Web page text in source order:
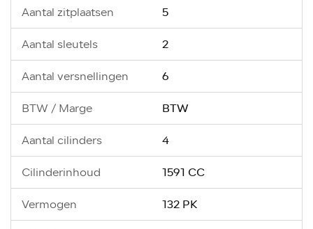
Aantal zitplaatsen 5
Aantal sleutels 2
Aantal versnellingen 6
BTW / Marge BTW
Aantal cilinders 4
Cilinderinhoud 1591 CC
Vermogen 132 PK